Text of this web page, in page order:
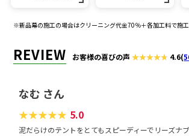
※新品幕の施工の場合はクリーニング代金70％＋各加工料で施工
REVIEW お客様の喜びの声 4.6(
なむ さん
★★★★★ 5.0
泥だらけのテントをとてもスピーディーでリーズナ